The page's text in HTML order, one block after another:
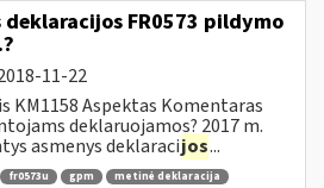
FR0573 pildymo
11-22
KM1158 Aspektas Komentaras
deklaruojamos? 2017 m.
asmenys deklaracijos...
fr0573u gpm
metinė deklaracija